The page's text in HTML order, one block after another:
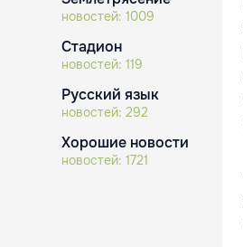
новостей: 1009
Стадион
новостей: 119
Русский язык
новостей: 292
Хорошие новости
новостей: 1721